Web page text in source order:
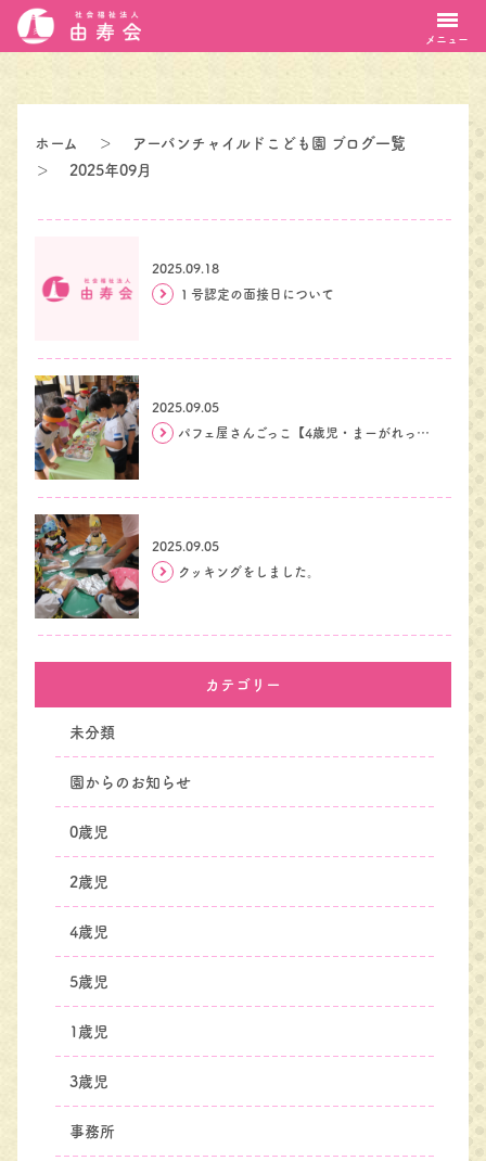
メニュー
ホーム ＞
アーバンチャイルドこども園 ブログ一覧
＞
2025年09月
2025.09.18
１号認定の面接日について
2025.09.05
パフェ屋さんごっこ【4歳児・まーがれっと組】
2025.09.05
クッキングをしました。
カテゴリー
未分類
園からのお知らせ
0歳児
2歳児
4歳児
5歳児
1歳児
3歳児
事務所